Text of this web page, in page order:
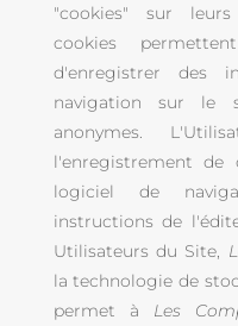
"cookies" sur
cookies
d'enregistrer des
navigation sur le
anonymes.
l'enregistrement de
logiciel de
instructions de
Utilisateurs du Site,
la technologie de
permet à Les